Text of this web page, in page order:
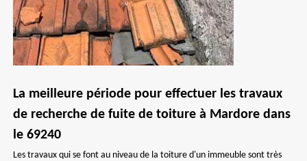
La meilleure période pour effectuer les travaux
de recherche de fuite de toiture à Mardore dans
le 69240
Les travaux qui se font au niveau de la toiture d'un immeuble sont très